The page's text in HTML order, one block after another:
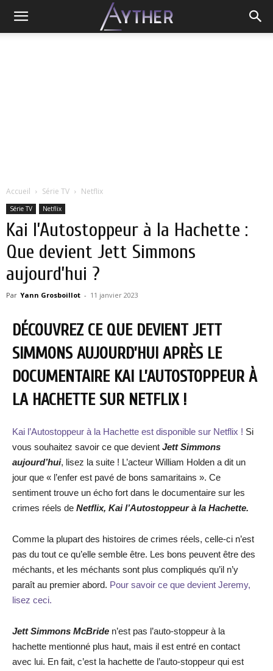
Accueil Série TV Netflix
Série TV Netflix
Kai l’Autostoppeur à la Hachette :
Que devient Jett Simmons
aujourd’hui ?
Par Yann Grosboillot - 11 janvier 2023
DÉCOUVREZ CE QUE DEVIENT JETT
SIMMONS AUJOURD’HUI APRÈS LE
DOCUMENTAIRE KAI L’AUTOSTOPPEUR À
LA HACHETTE SUR NETFLIX !
Kai l’Autostoppeur à la Hachette est disponible sur Netflix ! Si
vous souhaitez savoir ce que devient Jett Simmons
aujourd’hui, lisez la suite ! L’acteur William Holden a dit un
jour que « l’enfer est pavé de bons samaritains ». Ce
sentiment trouve un écho fort dans le documentaire sur les
crimes réels de Netflix, Kai l’Autostoppeur à la Hachette.
Comme la plupart des histoires de crimes réels, celle-ci n’est
pas du tout ce qu’elle semble être. Les bons peuvent être des
méchants, et les méchants sont plus compliqués qu’il n’y
paraît au premier abord. Pour savoir ce que devient Jeremy,
lisez ceci.
Jett Simmons McBride n’est pas l’auto-stoppeur à la
hachette mentionné plus haut, mais il est entré en contact
avec lui. En fait, c’est la hachette de l’auto-stoppeur qui est